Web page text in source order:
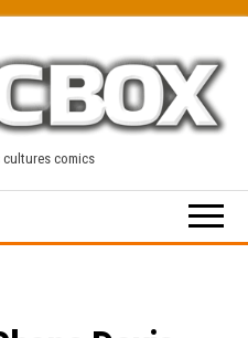
cultures comics